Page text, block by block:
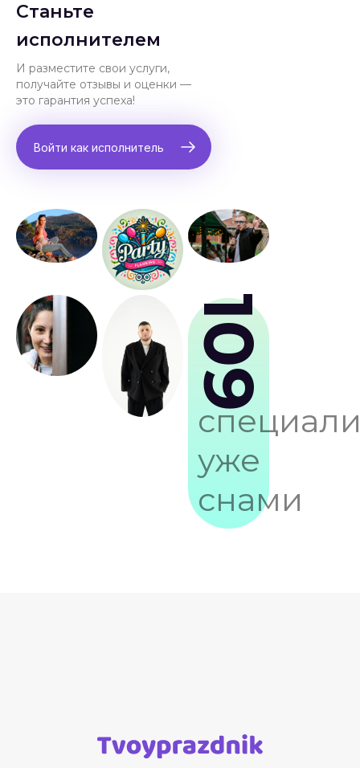
Станьте
исполнителем
И разместите свои услуги,
получайте отзывы и оценки —
это гарантия успеха!
Войти как исполнитель
109
уже
снами